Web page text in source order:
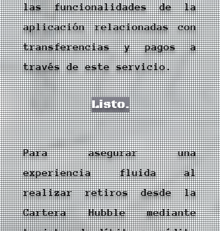
las funcionalidades de la
aplicación relacionadas con
transferencias y pagos a
través de este servicio.
Listo.
Para asegurar una
experiencia fluida al
realizar retiros desde la
Cartera Hubble mediante